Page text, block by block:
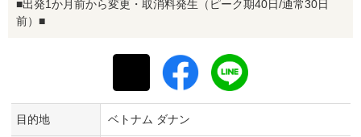
■出発1か月前から変更・取消料発生（ピーク期40日/通常30日
前）■
目的地 ベトナム ダナン